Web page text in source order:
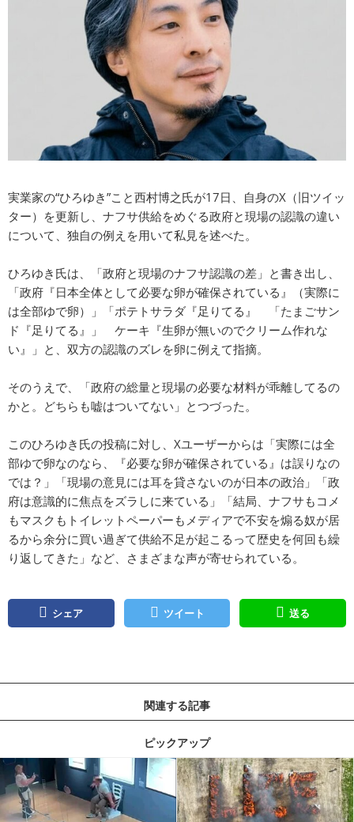
実業家の“ひろゆき”こと西村博之氏が17日、自身のX（旧ツイッ
ター）を更新し、ナフサ供給をめぐる政府と現場の認識の違い
について、独自の例えを用いて私見を述べた。
ひろゆき氏は、「政府と現場のナフサ認識の差」と書き出し、
「政府『日本全体として必要な卵が確保されている』（実際に
は全部ゆで卵）」「ポテトサラダ『足りてる』 「たまごサン
ド『足りてる』」 ケーキ『生卵が無いのでクリーム作れな
い』」と、双方の認識のズレを卵に例えて指摘。
そのうえで、「政府の総量と現場の必要な材料が乖離してるの
かと。どちらも嘘はついてない」とつづった。
このひろゆき氏の投稿に対し、Xユーザーからは「実際には全
部ゆで卵なのなら、『必要な卵が確保されている』は誤りなの
では？」「現場の意見には耳を貸さないのが日本の政治」「政
府は意識的に焦点をズラしに来ている」「結局、ナフサもコメ
もマスクもトイレットペーパーもメディアで不安を煽る奴が居
るから余分に買い過ぎて供給不足が起こるって歴史を何回も繰
り返してきた」など、さまざまな声が寄せられている。
シェア ツイート 送る
関連する記事
ピックアップ
記事を読む